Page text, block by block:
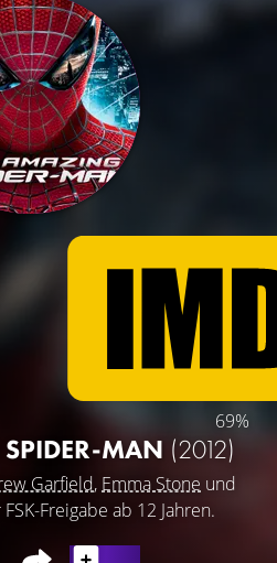
69%
MAN (2012)
Garfield, Emma Stone und
Freigabe ab 12 Jahren.